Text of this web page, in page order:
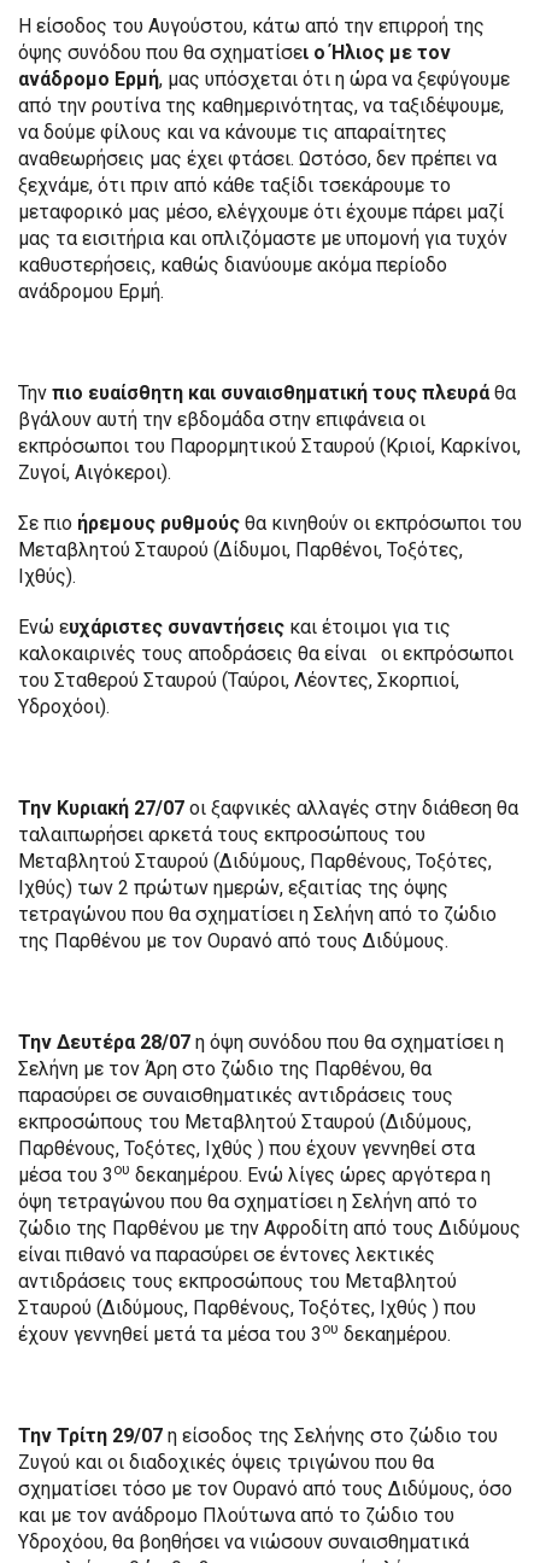
Η είσοδος του Αυγούστου, κάτω από την επιρροή της
όψης συνόδου που θα σχηματίσει ο Ήλιος με τον
ανάδρομο Ερμή, μας υπόσχεται ότι η ώρα να ξεφύγουμε
από την ρουτίνα της καθημερινότητας, να ταξιδέψουμε,
να δούμε φίλους και να κάνουμε τις απαραίτητες
αναθεωρήσεις μας έχει φτάσει. Ωστόσο, δεν πρέπει να
ξεχνάμε, ότι πριν από κάθε ταξίδι τσεκάρουμε το
μεταφορικό μας μέσο, ελέγχουμε ότι έχουμε πάρει μαζί
μας τα εισιτήρια και οπλιζόμαστε με υπομονή για τυχόν
καθυστερήσεις, καθώς διανύουμε ακόμα περίοδο
ανάδρομου Ερμή.
Την πιο ευαίσθητη και συναισθηματική τους πλευράθα
βγάλουν αυτή την εβδομάδα στην επιφάνεια οι
εκπρόσωποι του Παρορμητικού Σταυρού (Κριοί, Καρκίνοι,
Ζυγοί, Αιγόκεροι).
Σε πιο ήρεμους ρυθμούς θα κινηθούν οι εκπρόσωποι του
Μεταβλητού Σταυρού (Δίδυμοι, Παρθένοι, Τοξότες,
Ιχθύς).
Ενώ ευχάριστες συναντήσεις και έτοιμοι για τις
καλοκαιρινές τους αποδράσεις θα είναι
οι εκπρόσωποι
του Σταθερού Σταυρού (Ταύροι, Λέοντες, Σκορπιοί,
Υδροχόοι).
Την Κυριακή 27/07 οι ξαφνικές αλλαγές στην διάθεση θα
ταλαιπωρήσει αρκετά τους εκπροσώπους του
Μεταβλητού Σταυρού (Διδύμους, Παρθένους, Τοξότες,
Ιχθύς) των 2 πρώτων ημερών, εξαιτίας της όψης
τετραγώνου που θα σχηματίσει η Σελήνη από το ζώδιο
της Παρθένου με τον Ουρανό από τους Διδύμους.
Την Δευτέρα 28/07 η όψη συνόδου που θα σχηματίσει η
Σελήνη με τον Άρη στο ζώδιο της Παρθένου, θα
παρασύρει σε συναισθηματικές αντιδράσεις τους
εκπροσώπους του Μεταβλητού Σταυρού (Διδύμους,
Παρθένους, Τοξότες, Ιχθύς ) που έχουν γεννηθεί στα
μέσα του 3 ου δεκαημέρου. Ενώ λίγες ώρες αργότερα η
όψη τετραγώνου που θα σχηματίσει η Σελήνη από το
ζώδιο της Παρθένου με την Αφροδίτη από τους Διδύμους
είναι πιθανό να παρασύρει σε έντονες λεκτικές
αντιδράσεις τους εκπροσώπους του Μεταβλητού
Σταυρού (Διδύμους, Παρθένους, Τοξότες, Ιχθύς ) που
έχουν γεννηθεί μετά τα μέσα του 3 ου δεκαημέρου.
Την Τρίτη 29/07 η είσοδος της Σελήνης στο ζώδιο του
Ζυγού και οι διαδοχικές όψεις τριγώνου που θα
σχηματίσει τόσο με τον Ουρανό από τους Διδύμους, όσο
και με τον ανάδρομο Πλούτωνα από το ζώδιο του
Υδροχόου, θα βοηθήσει να νιώσουν συναισθηματικά